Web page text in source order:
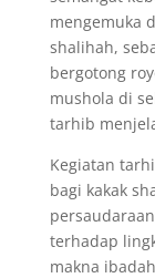
mengemuka
shalihah,
bergotong
mushola di
tarhib
Kegiatan
bagi kakak
terhadap
makna